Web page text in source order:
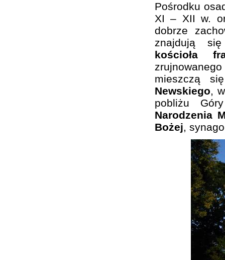
Pośrodku
XI – XII w.
dobrze
znajdują
kościoła
mieszczą
Newskiego,
pobliżu
Narodzenia
Bożej,